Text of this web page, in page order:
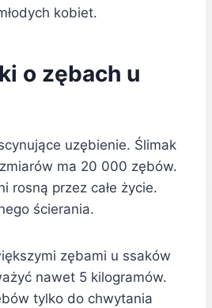
kobiet.
o zębach u
uzębienie. Ślimak
ma 20 000 zębów.
rosną przez całe życie.
ścierania.
zębami u ssaków
nawet 5 kilogramów.
tylko do chwytania